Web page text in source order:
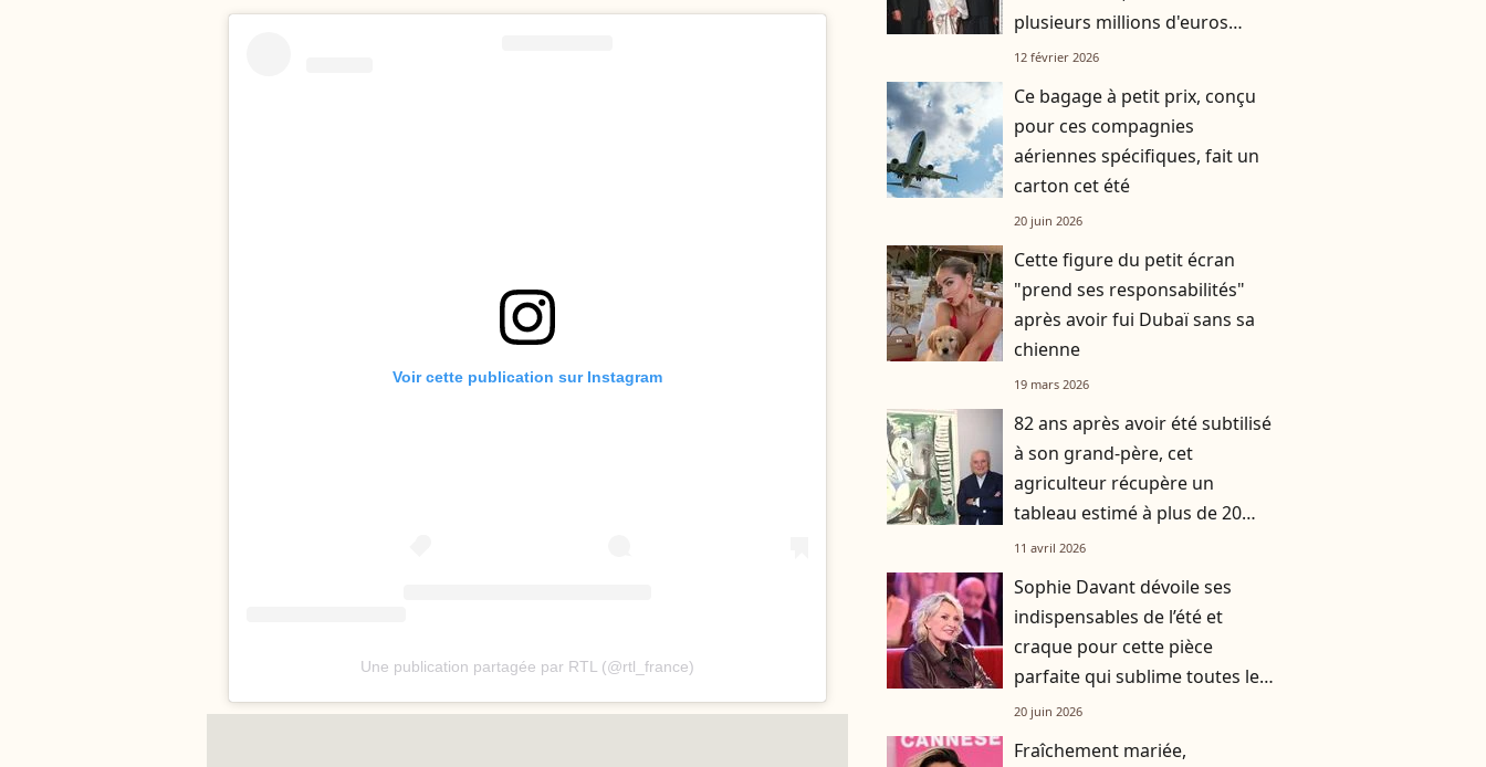
Voir cette publication sur Instagram
Une publication partagée par RTL (@rtl_france)
plusieurs millions d'euros
acheté sans même avoir été
12 février 2026
Ce bagage à petit prix, conçu
pour ces compagnies
aériennes spécifiques, fait un
carton cet été
20 juin 2026
Cette figure du petit écran
"prend ses responsabilités"
après avoir fui Dubaï sans sa
chienne
19 mars 2026
82 ans après avoir été subtilisé
à son grand-père, cet
agriculteur récupère un
tableau estimé à plus de 20
millions d'euros
11 avril 2026
Sophie Davant dévoile ses
indispensables de l’été et
craque pour cette pièce
parfaite qui sublime toutes les
silhouettes
20 juin 2026
Fraîchement mariée,